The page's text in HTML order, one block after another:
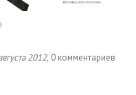
2012, 0 комментариев